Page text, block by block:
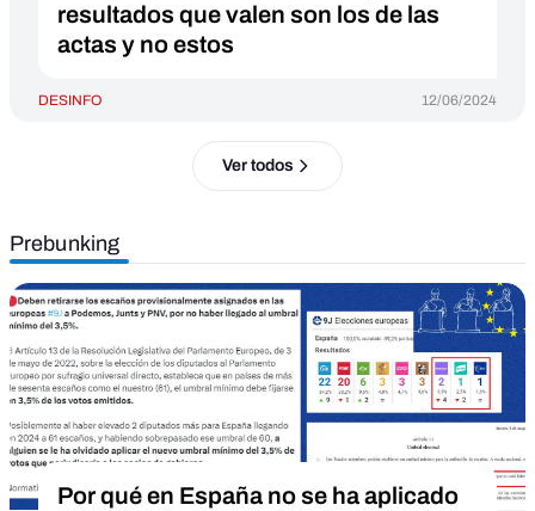
resultados que valen son los de las
actas y no estos
DESINFO 12/06/2024
Ver todos
Prebunking
Por qué en España no se ha aplicado